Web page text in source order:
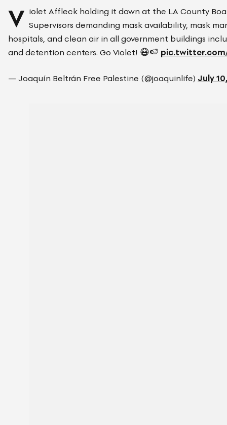
V iolet Affleck holding it down at the LA County
Supervisors demanding mask availability, mask
hospitals, and clean air in all government buildings
and detention centers. Go Violet! 😷🍉 pic.twitter.com/
— Joaquín Beltrán Free Palestine (@joaquinlife) July